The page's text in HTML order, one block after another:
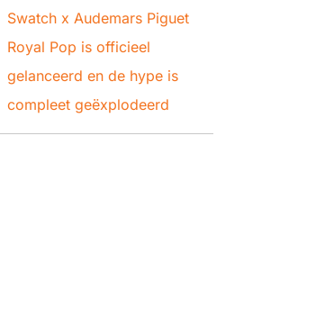
Swatch x Audemars Piguet
Royal Pop is officieel
gelanceerd en de hype is
compleet geëxplodeerd